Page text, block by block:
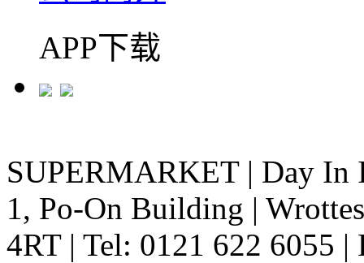
APP下载
SUPERMARKET | Day In
1, Po-On Building |
4RT | Tel: 0121 622 6055 |